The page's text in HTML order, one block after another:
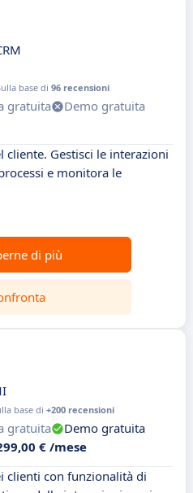
base di 96 recensioni
gratuita
Demo gratuita
cliente. Gestisci le interazioni
e monitora le
di più
base di +200 recensioni
gratuita
Demo gratuita
€ /mese
clienti con funzionalità di